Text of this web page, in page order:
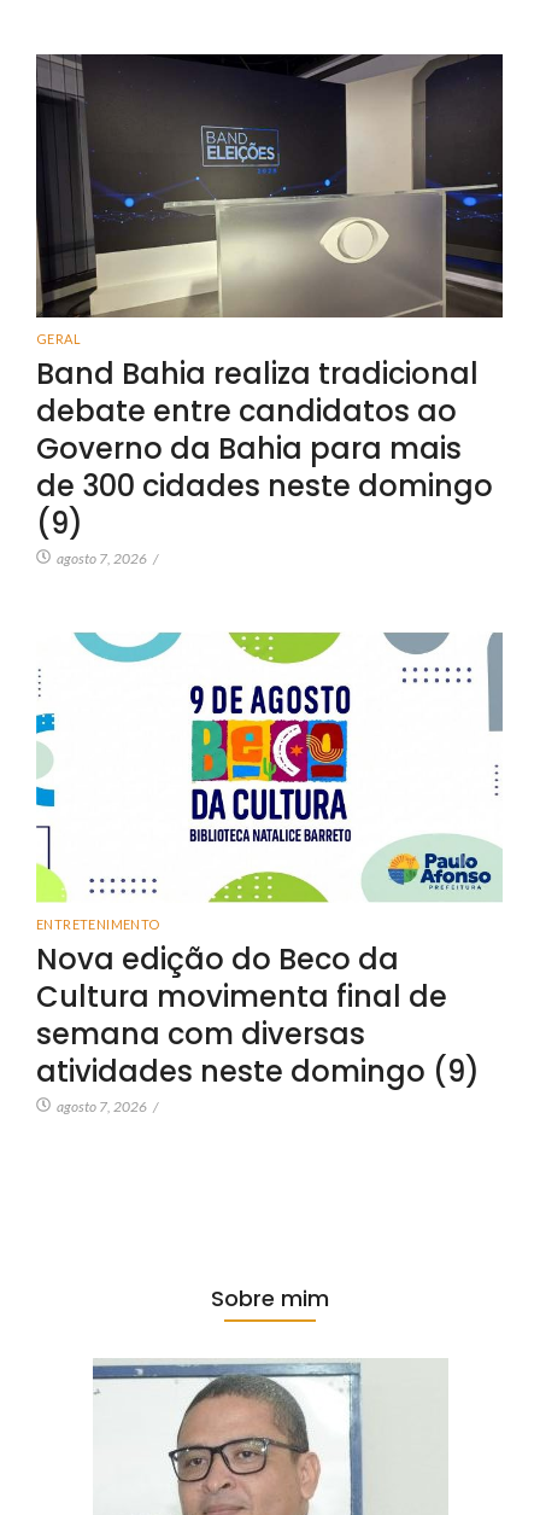
GERAL
Band Bahia realiza tradicional
debate entre candidatos ao
Governo da Bahia para mais
de 300 cidades neste domingo
(9)
agosto 7, 2026 /
ENTRETENIMENTO
Nova edição do Beco da
Cultura movimenta final de
semana com diversas
atividades neste domingo (9)
agosto 7, 2026 /
Sobre mim